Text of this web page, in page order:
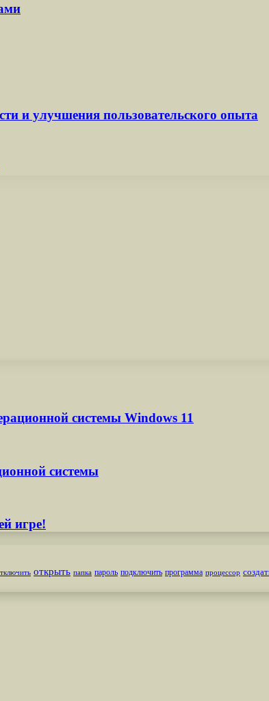
и улучшения пользовательского опыта
системы Windows 11
системы
игре!
открыть папка пароль подключить программа процессор